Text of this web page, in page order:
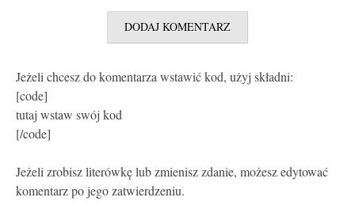
Jeżeli chcesz do komentarza wstawić kod, użyj składni:
[code]
tutaj wstaw swój kod
[/code]
Jeżeli zrobisz literówkę lub zmienisz zdanie, możesz edytować
komentarz po jego zatwierdzeniu.